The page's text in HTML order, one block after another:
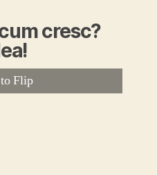
cresc?
Flip